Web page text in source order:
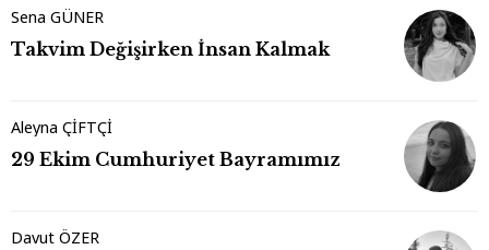
Sena GÜNER
Takvim Değişirken İnsan Kalmak
Aleyna ÇİFTÇİ
29 Ekim Cumhuriyet Bayramımız
Davut ÖZER